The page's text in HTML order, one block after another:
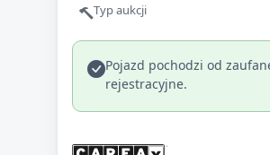
Typ aukcji
Pojazd pochodzi od
rejestracyjne.